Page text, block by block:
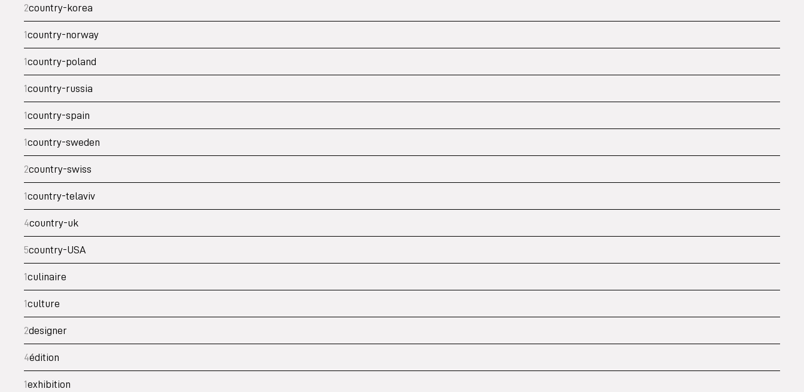
2country-korea
1country-norway
1country-poland
1country-russia
1country-spain
1country-sweden
2country-swiss
1country-telaviv
4country-uk
5country-USA
1culinaire
1culture
2designer
4édition
1exhibition